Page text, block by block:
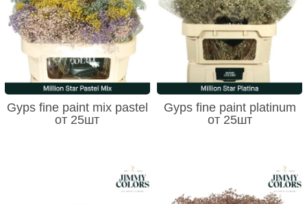
Gyps fine paint mix pastel
от 25шт
Gyps fine paint platinum
от 25шт